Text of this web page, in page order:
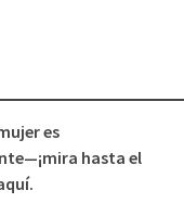
es
hasta el